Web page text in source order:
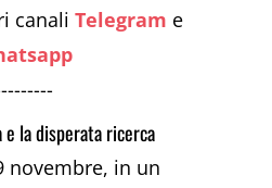
canaliTelegram e
e la disperata ricerca
novembre, in un